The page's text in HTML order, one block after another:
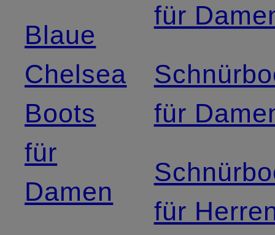
Blaue
Chelsea
Boots
für
Damen
für
für
für